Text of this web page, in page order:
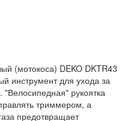
(мотокоса) DEKO DKTR43
инструмент для ухода за
рукоятка
триммером, а
предотвращает